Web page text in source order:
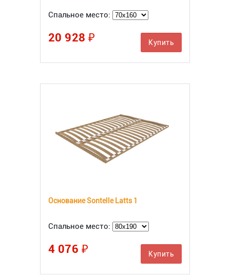
Спальное место:
20 928 ₽ Купить
Основание Sontelle Latts 1
Спальное место:
4 076 ₽ Купить